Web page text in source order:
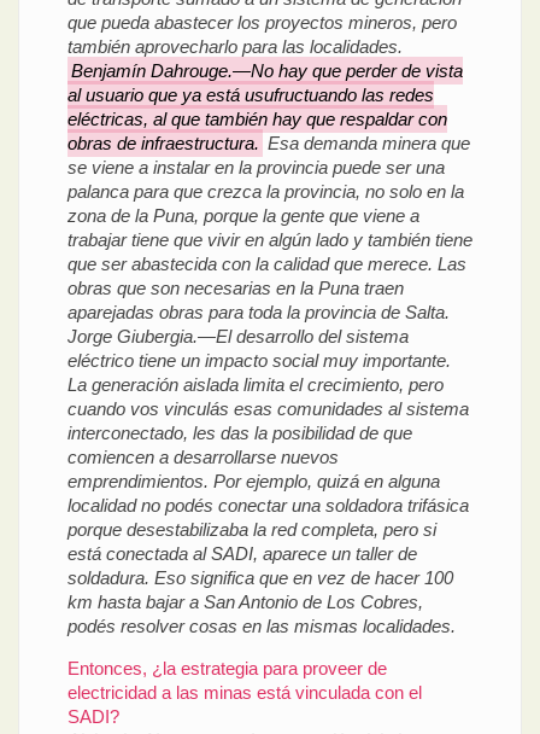
que pueda abastecer los proyectos mineros, pero
también aprovecharlo para las localidades.
Benjamín Dahrouge.—No hay que perder de vista
al usuario que ya está usufructuando las redes
eléctricas, al que también hay que respaldar con
obras de infraestructura. Esa demanda minera que
se viene a instalar en la provincia puede ser una
palanca para que crezca la provincia, no solo en la
zona de la Puna, porque la gente que viene a
trabajar tiene que vivir en algún lado y también tiene
que ser abastecida con la calidad que merece. Las
obras que son necesarias en la Puna traen
aparejadas obras para toda la provincia de Salta.
Jorge Giubergia.—El desarrollo del sistema
eléctrico tiene un impacto social muy importante.
La generación aislada limita el crecimiento, pero
cuando vos vinculás esas comunidades al sistema
interconectado, les das la posibilidad de que
comiencen a desarrollarse nuevos
emprendimientos. Por ejemplo, quizá en alguna
localidad no podés conectar una soldadora trifásica
porque desestabilizaba la red completa, pero si
está conectada al SADI, aparece un taller de
soldadura. Eso significa que en vez de hacer 100
km hasta bajar a San Antonio de Los Cobres,
podés resolver cosas en las mismas localidades.
Entonces, ¿la estrategia para proveer de
electricidad a las minas está vinculada con el
SADI?